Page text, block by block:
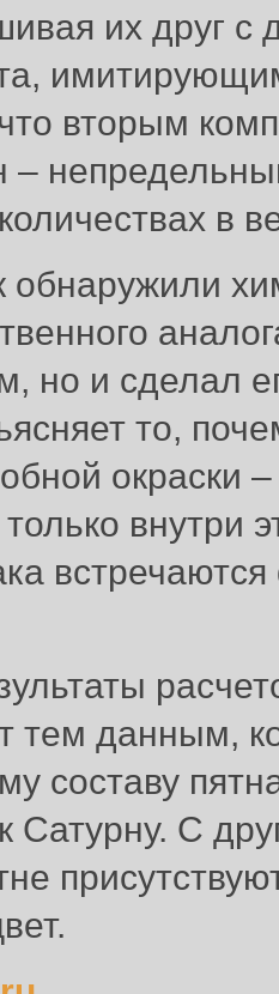
их друг с
вторым
–
в
обнаружили
но и сделал
то,
окраски
внутри
встречаются
тем данным,
составу
Сатурну. С
и